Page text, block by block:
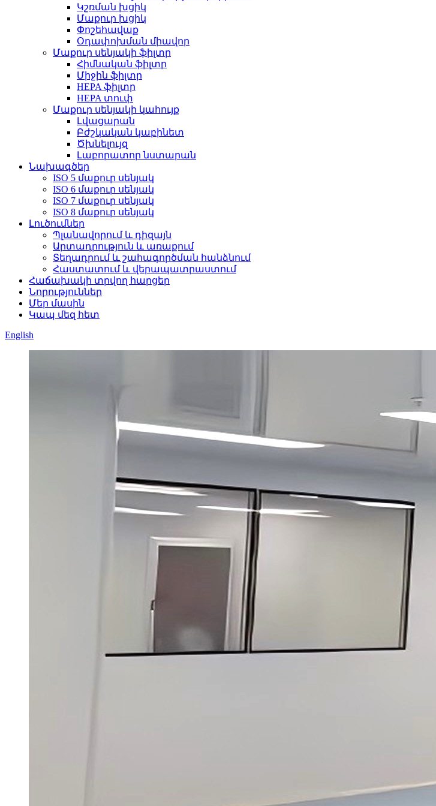
Կշռման խցիկ
Մաքուր խցիկ
Փոշեհավաք
Օդափոխման միավոր
Մաքուր սենյակի ֆիլտր
Հիմնական ֆիլտր
Միջին ֆիլտր
HEPA ֆիլտր
HEPA տուփ
Մաքուր սենյակի կահույք
Լվացարան
Բժշկական կաբինետ
Ծխնելույզ
Լաբորատոր նստարան
Նախագծեր
ISO 5 մաքուր սենյակ
ISO 6 մաքուր սենյակ
ISO 7 մաքուր սենյակ
ISO 8 մաքուր սենյակ
Լուծումներ
Պլանավորում և դիզայն
Արտադրություն և առաքում
Տեղադրում և շահագործման հանձնում
Հաստատում և վերապատրաստում
Հաճախակի տրվող հարցեր
Նորություններ
Մեր մասին
Կապ մեզ հետ
English